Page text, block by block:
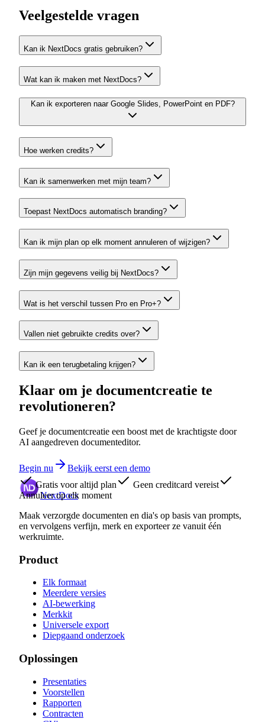
Veelgestelde vragen
Kan ik NextDocs gratis gebruiken?
Wat kan ik maken met NextDocs?
Kan ik exporteren naar Google Slides, PowerPoint en PDF?
Hoe werken credits?
Kan ik samenwerken met mijn team?
Toepast NextDocs automatisch branding?
Kan ik mijn plan op elk moment annuleren of wijzigen?
Zijn mijn gegevens veilig bij NextDocs?
Wat is het verschil tussen Pro en Pro+?
Vallen niet gebruikte credits over?
Kan ik een terugbetaling krijgen?
Klaar om je documentcreatie te
revolutioneren?
Geef je documentcreatie een boost met de krachtigste door
AI aangedreven documenteditor.
Begin nu
Bekijk eerst een demo
Gratis voor altijd plan
Geen creditcard vereist
Annuleer op elk moment
NextDocs
Maak verzorgde documenten en dia's op basis van prompts,
en vervolgens verfijn, merk en exporteer ze vanuit één
werkruimte.
Product
Elk formaat
Meerdere versies
AI-bewerking
Merkkit
Universele export
Diepgaand onderzoek
Oplossingen
Presentaties
Voorstellen
Rapporten
Contracten